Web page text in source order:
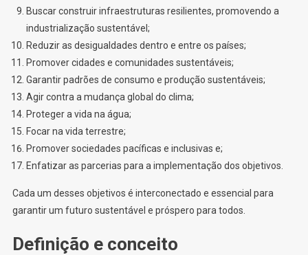
Buscar construir infraestruturas resilientes, promovendo a
industrialização sustentável;
Reduzir as desigualdades dentro e entre os países;
Promover cidades e comunidades sustentáveis;
Garantir padrões de consumo e produção sustentáveis;
Agir contra a mudança global do clima;
Proteger a vida na água;
Focar na vida terrestre;
Promover sociedades pacíficas e inclusivas e;
Enfatizar as parcerias para a implementação dos objetivos.
Cada um desses objetivos é interconectado e essencial para
garantir um futuro sustentável e próspero para todos.
Definição e conceito